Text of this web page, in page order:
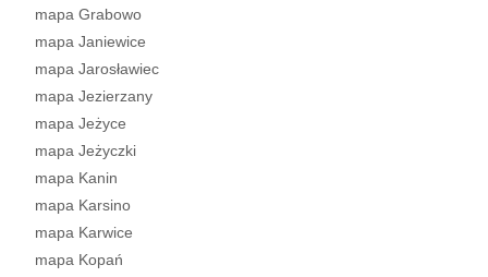
mapa Grabowo
mapa Janiewice
mapa Jarosławiec
mapa Jezierzany
mapa Jeżyce
mapa Jeżyczki
mapa Kanin
mapa Karsino
mapa Karwice
mapa Kopań